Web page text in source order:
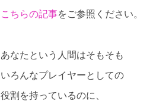
こちらの記事をご参照ください。
あなたという人間はそもそも
いろんなプレイヤーとしての
役割を持っているのに、